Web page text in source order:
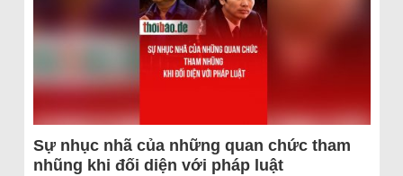
Sự nhục nhã của những quan chức tham
nhũng khi đối diện với pháp luật